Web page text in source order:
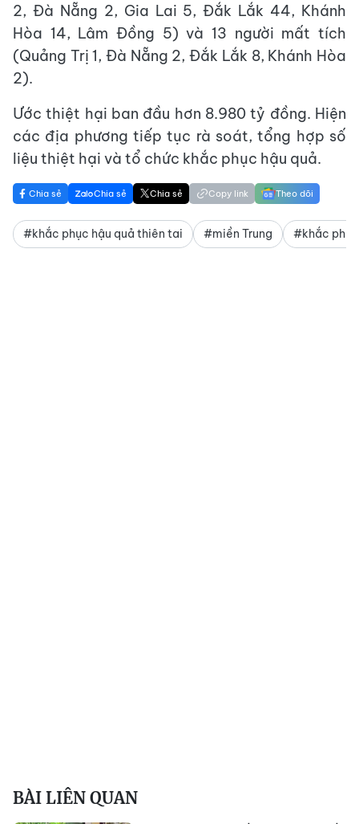
2, Đà Nẵng 2, Gia Lai 5, Đắk Lắk 44, Khánh
Hòa 14, Lâm Đồng 5) và 13 người mất tích
(Quảng Trị 1, Đà Nẵng 2, Đắk Lắk 8, Khánh Hòa
2).
Ước thiệt hại ban đầu hơn 8.980 tỷ đồng. Hiện
các địa phương tiếp tục rà soát, tổng hợp số
liệu thiệt hại và tổ chức khắc phục hậu quả.
Chia sẻ Chia sẻ Chia sẻ Copy link Theo dõi
#khắc phục hậu quả thiên tai #miền Trung #khắc
BÀI LIÊN QUAN